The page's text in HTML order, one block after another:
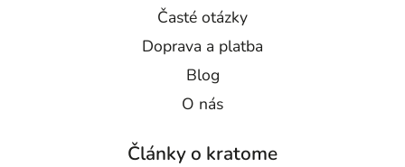
Časté otázky
Doprava a platba
Blog
O nás
Články o kratome